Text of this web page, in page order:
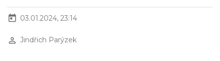
today 03.01.2024, 23:14
perm_identity Jindřich Parýzek